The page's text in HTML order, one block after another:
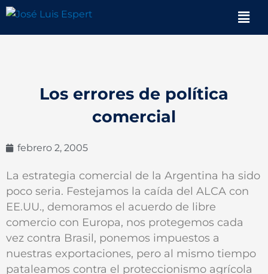
contenido
Los errores de política
comercial
febrero 2, 2005
La estrategia comercial de la Argentina ha sido
poco seria. Festejamos la caída del ALCA con
EE.UU., demoramos el acuerdo de libre
comercio con Europa, nos protegemos cada
vez contra Brasil, ponemos impuestos a
nuestras exportaciones, pero al mismo tiempo
pataleamos contra el proteccionismo agrícola